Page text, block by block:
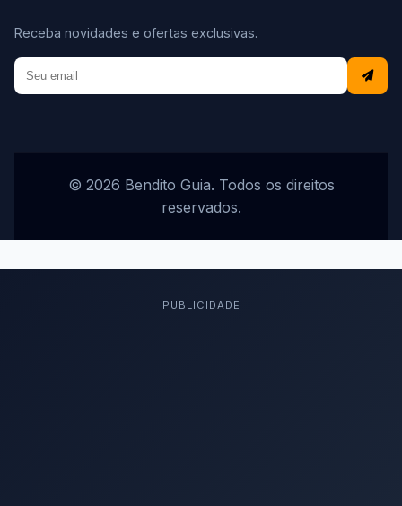
Receba novidades e ofertas exclusivas.
© 2026 Bendito Guia. Todos os direitos
reservados.